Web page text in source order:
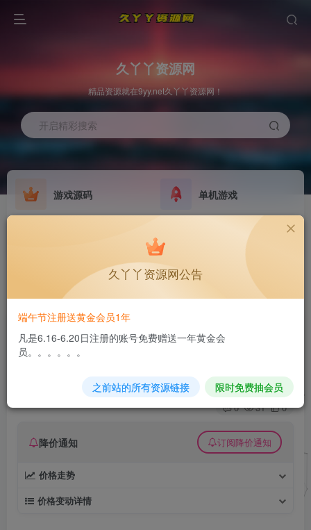
久丫丫资源网
精品资源就在9yy.net久丫丫资源网！
开启精彩搜索
游戏源码 单机游戏
GO
欢迎大家无偿赞助！
欢迎大家无偿赞助！
热血江湖5.0怀旧一键端+GM工具+秘书挂机辅助
+登录器配置工具
6个月前更新
关注 私信
0 31 0
降价通知 订阅降价通知
价格走势
价格变动详情
久丫丫资源网公告
端午节注册送黄金会员1年
凡是6.16-6.20日注册的账号免费赠送一年黄金会
员。。。。。。
之前站的所有资源链接 限时免费抽会员